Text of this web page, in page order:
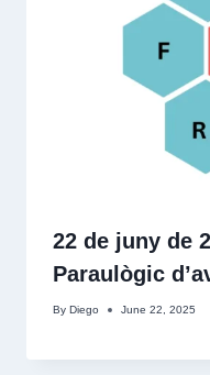
22 de juny de
Paraulògic
By Diego June 22, 2025